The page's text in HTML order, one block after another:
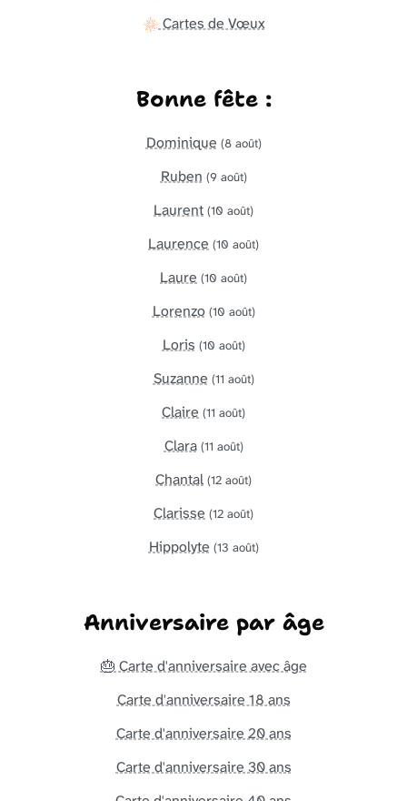
Cartes de Vœux
Bonne fête :
Dominique (8 août)
Ruben (9 août)
Laurent (10 août)
Laurence (10 août)
Laure (10 août)
Lorenzo (10 août)
Loris (10 août)
Suzanne (11 août)
Claire (11 août)
Clara (11 août)
Chantal (12 août)
Clarisse (12 août)
Hippolyte (13 août)
Anniversaire par âge
🎂 Carte d'anniversaire avec âge
Carte d'anniversaire 18 ans
Carte d'anniversaire 20 ans
Carte d'anniversaire 30 ans